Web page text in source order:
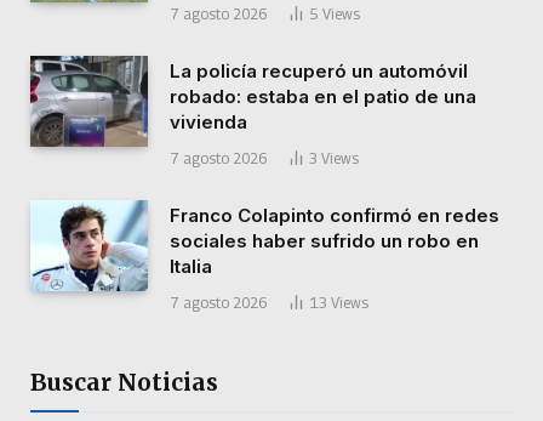
7 agosto 2026 5 Views
La policía recuperó un automóvil
robado: estaba en el patio de una
vivienda
7 agosto 2026 3 Views
Franco Colapinto confirmó en redes
sociales haber sufrido un robo en
Italia
7 agosto 2026 13 Views
Buscar Noticias